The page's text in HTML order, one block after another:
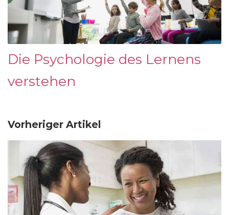
Die Psychologie des Lernens
verstehen
Vorheriger Artikel